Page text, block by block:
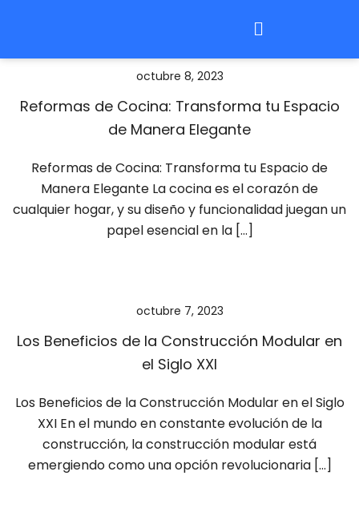
octubre 8, 2023
Reformas de Cocina: Transforma tu Espacio
de Manera Elegante
Reformas de Cocina: Transforma tu Espacio de
Manera Elegante La cocina es el corazón de
cualquier hogar, y su diseño y funcionalidad juegan un
papel esencial en la […]
octubre 7, 2023
Los Beneficios de la Construcción Modular en
el Siglo XXI
Los Beneficios de la Construcción Modular en el Siglo
XXI En el mundo en constante evolución de la
construcción, la construcción modular está
emergiendo como una opción revolucionaria […]